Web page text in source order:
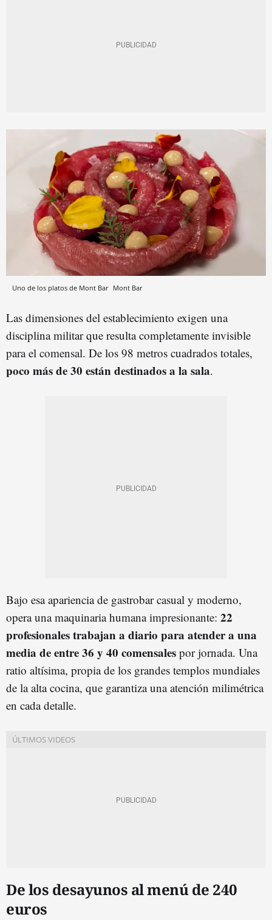
Uno de los platos de Mont Bar Mont Bar
Las dimensiones del establecimiento exigen una
disciplina militar que resulta completamente invisible
para el comensal. De los 98 metros cuadrados totales,
poco más de 30 están destinados a la sala.
Bajo esa apariencia de gastrobar casual y moderno,
opera una maquinaria humana impresionante: 22
profesionales trabajan a diario para atender a una
media de entre 36 y 40 comensales por jornada. Una
ratio altísima, propia de los grandes templos mundiales
de la alta cocina, que garantiza una atención milimétrica
en cada detalle.
De los desayunos al menú de 240
euros